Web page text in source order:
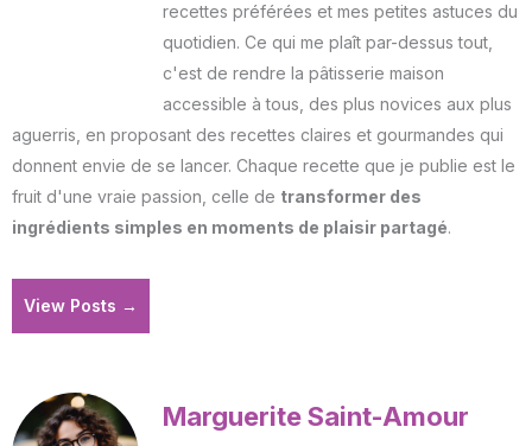
recettes préférées et mes petites astuces du
quotidien. Ce qui me plaît par-dessus tout,
c'est de rendre la pâtisserie maison
accessible à tous, des plus novices aux plus
aguerris, en proposant des recettes claires et gourmandes qui
donnent envie de se lancer. Chaque recette que je publie est le
fruit d'une vraie passion, celle de transformer des
ingrédients simples en moments de plaisir partagé.
View Posts →
Marguerite Saint-Amour